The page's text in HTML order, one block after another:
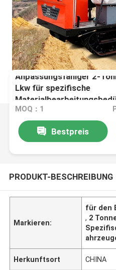
Anpassungsfähiger 2-
Lkw für spezifische
MOQ：1
Bestpreis
PRODUKT-BESCHREIBUNG
Markieren:
für den
, 2
Herkunftsort CHINA